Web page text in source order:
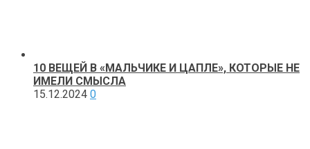
10 ВЕЩЕЙ В «МАЛЬЧИКЕ И ЦАПЛЕ», КОТОРЫЕ НЕ
ИМЕЛИ СМЫСЛА
15.12.2024 0